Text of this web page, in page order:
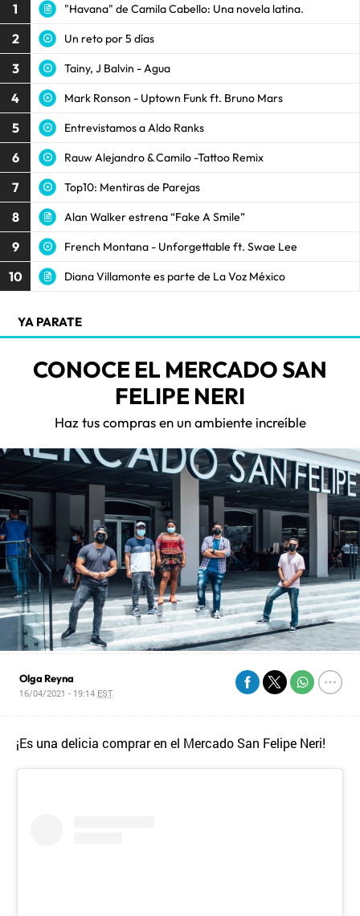
1 "Havana" de Camila Cabello: Una novela latina.
2 Un reto por 5 días
3 Tainy, J Balvin - Agua
4 Mark Ronson - Uptown Funk ft. Bruno Mars
5 Entrevistamos a Aldo Ranks
6 Rauw Alejandro & Camilo -Tattoo Remix
7 Top10: Mentiras de Parejas
8 Alan Walker estrena “Fake A Smile”
9 French Montana - Unforgettable ft. Swae Lee
10 Diana Villamonte es parte de La Voz México
YA PARATE
CONOCE EL MERCADO SAN
FELIPE NERI
Haz tus compras en un ambiente increíble
Olga Reyna
16/04/2021 - 19:14 EST
¡Es una delicia comprar en el Mercado San Felipe Neri!